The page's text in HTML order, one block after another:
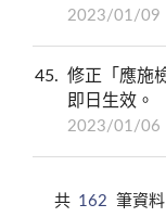
2023/01/09
45
修正「應施
即日生效。
2023/01/06
共 162 筆資料